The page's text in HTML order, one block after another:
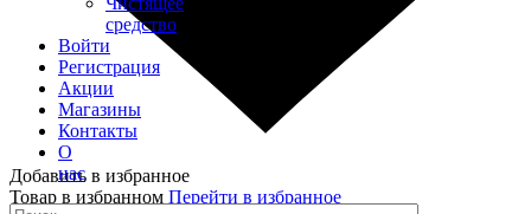
средство
Войти
Регистрация
Акции
Магазины
Контакты
О
нас
Добавить в избранное
Товар в избранном Перейти в избранное